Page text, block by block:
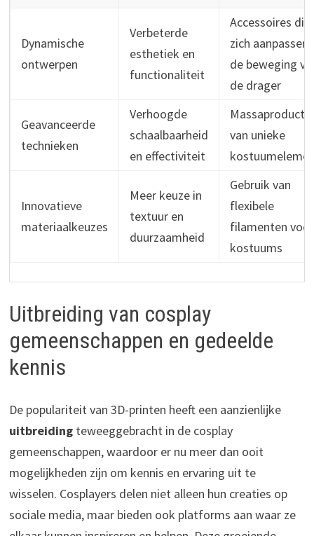
Dynamische
ontwerpen
Verbeterde
esthetiek en
functionaliteit
Accessoires die
zich aanpassen
de beweging
de drager
Geavanceerde
technieken
Verhoogde
schaalbaarheid
en effectiviteit
Massaproductie
van unieke
Innovatieve
materiaalkeuzes
Meer keuze in
textuur en
duurzaamheid
Gebruik van
flexibele
filamenten voor
kostuums
Uitbreiding van cosplay
gemeenschappen en gedeelde
kennis
De populariteit van 3D-printen heeft een aanzienlijke
uitbreidingteweeggebracht in de cosplay
gemeenschappen, waardoor er nu meer dan ooit
mogelijkheden zijn om kennis en ervaring uit te
wisselen. Cosplayers delen niet alleen hun creaties op
sociale media, maar bieden ook platforms aan waar ze